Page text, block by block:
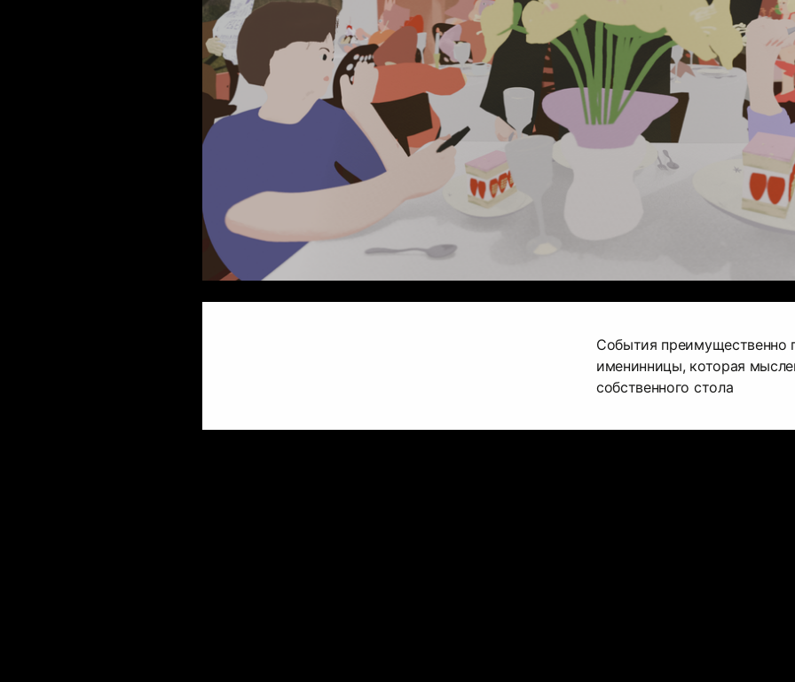
События преимущественно
именинницы, которая
собственного стола